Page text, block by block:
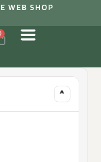
WEB SHOP
^